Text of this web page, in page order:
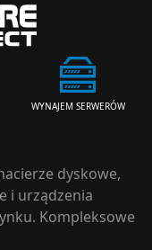
WYNAJEM SERWERÓW
dyskowe,
i urządzenia
Kompleksowe